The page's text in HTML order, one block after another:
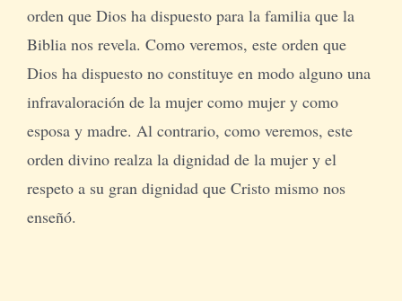
orden que Dios ha dispuesto para la familia que la
Biblia nos revela. Como veremos, este orden que
Dios ha dispuesto no constituye en modo alguno una
infravaloración de la mujer como mujer y como
esposa y madre. Al contrario, como veremos, este
orden divino realza la dignidad de la mujer y el
respeto a su gran dignidad que Cristo mismo nos
enseñó.